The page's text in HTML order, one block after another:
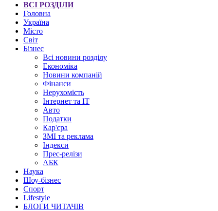
ВСІ РОЗДІЛИ
Головна
Україна
Місто
Світ
Бізнес
Всі новини розділу
Економіка
Новини компаній
Фінанси
Нерухомість
Інтернет та IT
Авто
Податки
Кар'єра
ЗМІ та реклама
Індекси
Прес-релізи
АБК
Наука
Шоу-бізнес
Спорт
Lifestyle
БЛОГИ ЧИТАЧІВ